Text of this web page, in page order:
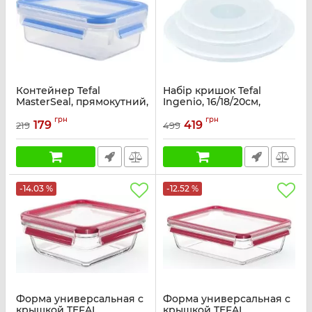
Контейнер Tefal
MasterSeal, прямокутний,
Артикул: K3021112
219 179 грн
Набір кришок Tefal
Ingenio, 16/18/20см,
Артикул: L9849253
499 419 грн
-14.03 %
Форма универсальная с
-12.52 %
Форма универсальная с